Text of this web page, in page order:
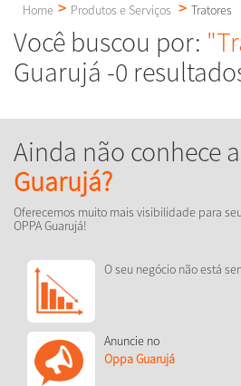
Home
Produtos e Serviços Tratores
Você buscou por:
Guarujá -0
Ainda não conhece a
Guarujá?
Oferecemos muito mais visibilidade para
OPPA Guarujá!
O seu negócio não está
Anuncie no
Oppa Guarujá